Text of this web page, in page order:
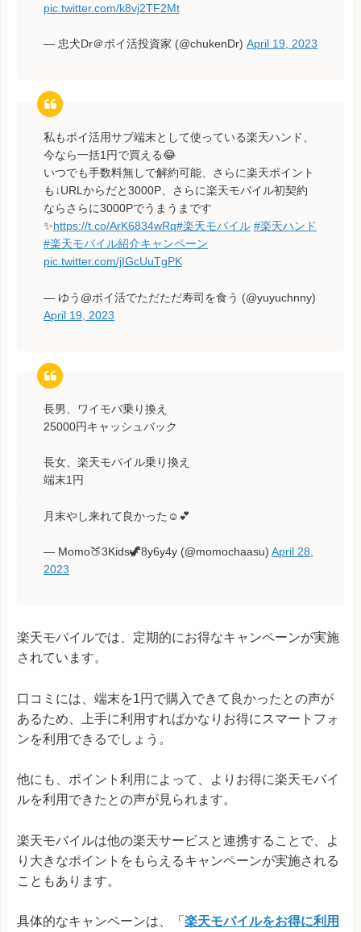
pic.twitter.com/k8vj2TF2Mt
— 忠犬Dr＠ポイ活投資家 (@chukenDr) April 19, 2023
私もポイ活用サブ端末として使っている楽天ハンド、
今なら一括1円で買える😂
いつでも手数料無しで解約可能、さらに楽天ポイント
も↓URLからだと3000P、さらに楽天モバイル初契約
ならさらに3000Pでうまうまです
✨https://t.co/ArK6834wRq#楽天モバイル #楽天ハンド
#楽天モバイル紹介キャンペーン
pic.twitter.com/jIGcUuTgPK
— ゆう@ポイ活でただただ寿司を食う (@yuyuchnny)
April 19, 2023
長男、ワイモバ乗り換え
25000円キャッシュバック
長女、楽天モバイル乗り換え
端末1円
月末やし来れて良かった☺️💕
— Momo🍑3Kids🦖8y6y4y (@momochaasu) April 28,
2023
楽天モバイルでは、定期的にお得なキャンペーンが実施
されています。
口コミには、端末を1円で購入できて良かったとの声が
あるため、上手に利用すればかなりお得にスマートフォ
ンを利用できるでしょう。
他にも、ポイント利用によって、よりお得に楽天モバイ
ルを利用できたとの声が見られます。
楽天モバイルは他の楽天サービスと連携することで、よ
り大きなポイントをもらえるキャンペーンが実施される
こともあります。
具体的なキャンペーンは、「 楽天モバイルをお得に利用